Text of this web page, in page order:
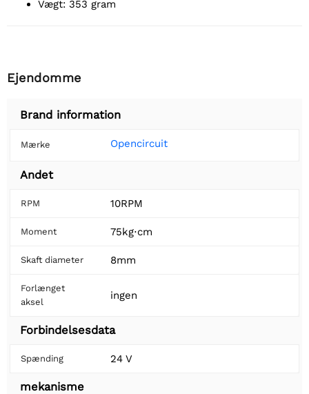
Vægt: 353 gram
Ejendomme
Brand information
Mærke Opencircuit
Andet
RPM 10RPM
Moment 75kg⋅cm
Skaft diameter 8mm
Forlænget
aksel
ingen
Forbindelsesdata
Spænding 24 V
mekanisme